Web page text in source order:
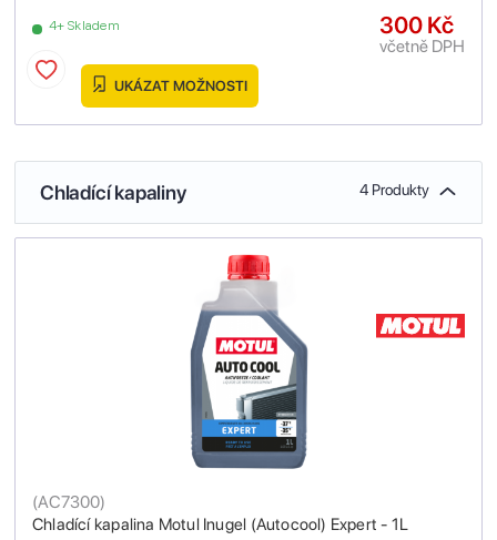
4+ Skladem 300 Kč
včetně DPH
UKÁZAT MOŽNOSTI
Chladící kapaliny 4 Produkty
Chladící kapalina Motul Inugel (Autocool) Expert - 1L
(AC7300)